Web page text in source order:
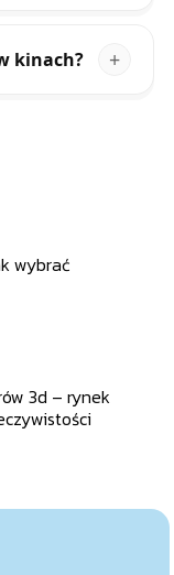
kinach?
wybrać
3d – rynek